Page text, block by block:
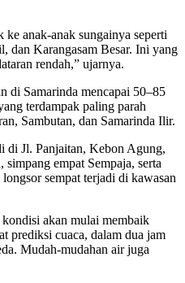
anak-anak sungainya seperti
dan Karangasam Besar. Ini yang
rendah,” ujarnya.
di Samarinda mencapai 50–85
terdampak paling parah
Sambutan, dan Samarinda Ilir.
di Jl. Panjaitan, Kebon Agung,
empat Sempaja, serta
sempat terjadi di kawasan
akan mulai membaik
prediksi cuaca, dalam dua jam
Mudah-mudahan air juga